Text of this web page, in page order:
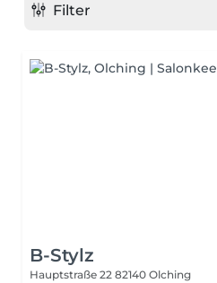
Filter
B-Stylz
Hauptstraße 22 82140 Olching